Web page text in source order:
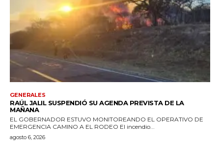
GENERALES
RAÚL JALIL SUSPENDIÓ SU AGENDA PREVISTA DE LA
MAÑANA
EL GOBERNADOR ESTUVO MONITOREANDO EL OPERATIVO DE
EMERGENCIA CAMINO A EL RODEO El incendio...
agosto 6, 2026